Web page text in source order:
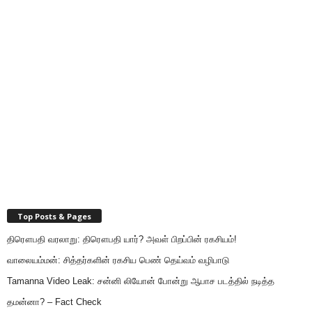
Top Posts & Pages
திரௌபதி வரலாறு: திரௌபதி யார்? அவள் பிறப்பின் ரகசியம்!
வாலையம்மன்: சித்தர்களின் ரகசிய பெண் தெய்வம் வழிபாடு
Tamanna Video Leak: சன்னி லியோன் போன்று ஆபாச படத்தில் நடித்த
தமன்னா? – Fact Check